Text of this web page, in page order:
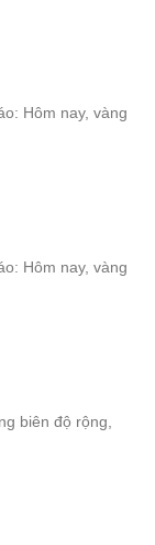
Hôm nay, vàng
Hôm nay, vàng
biên độ rộng,